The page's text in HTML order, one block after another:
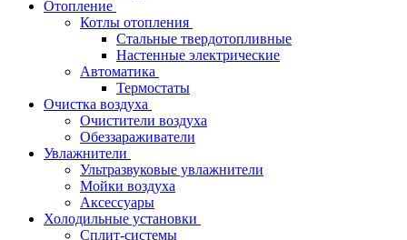
Отопление
Котлы отопления
Стальные твердотопливные
Настенные электрические
Автоматика
Термостаты
Очистка воздуха
Очистители воздуха
Обеззараживатели
Увлажнители
Ультразвуковые увлажнители
Мойки воздуха
Аксессуары
Холодильные установки
Сплит-системы